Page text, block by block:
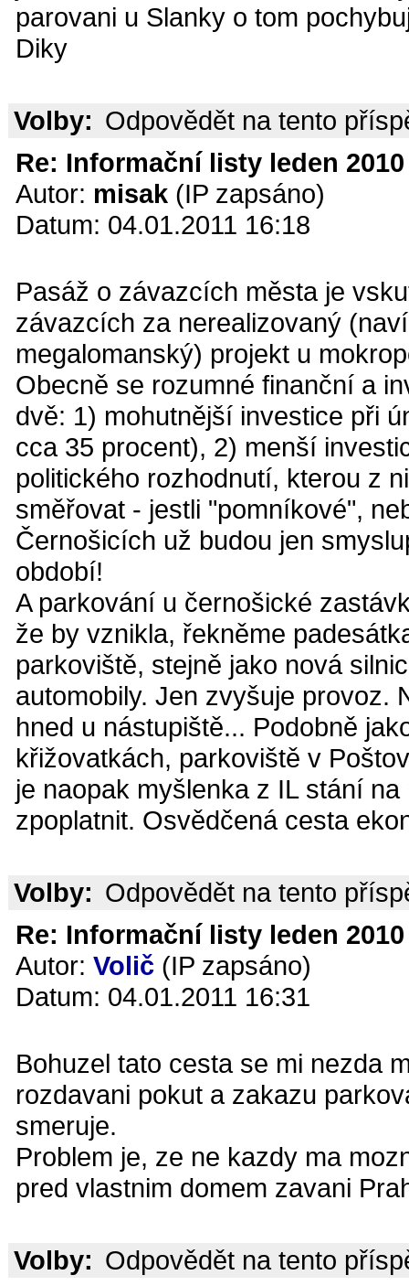
parovani u Slanky o tom
Diky
Volby: Odpovědět na tento
Re: Informační listy leden
Autor: misak (IP zapsáno)
Datum: 04.01.2011 16:18
Pasáž o závazcích města je
závazcích za nerealizovaný
megalomanský) projekt u
Obecně se rozumné finanční a
dvě: 1) mohutnější investice při
cca 35 procent), 2) menší
politického rozhodnutí, kterou z
směřovat - jestli "pomníkové",
Černošicích už budou jen
období!
A parkování u černošické
že by vznikla, řekněme
parkoviště, stejně jako nová
automobily. Jen zvyšuje provoz.
hned u nástupiště... Podobně
křižovatkách, parkoviště v
je naopak myšlenka z IL stání
zpoplatnit. Osvědčená cesta
Volby: Odpovědět na tento
Re: Informační listy leden
Autor: Volič (IP zapsáno)
Datum: 04.01.2011 16:31
Bohuzel tato cesta se mi nezda
rozdavani pokut a zakazu
smeruje.
Problem je, ze ne kazdy ma
pred vlastnim domem zavani
Volby: Odpovědět na tento